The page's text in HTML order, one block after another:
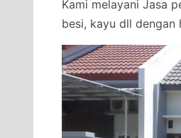
Kami melayani Jasa
besi, kayu dll dengan